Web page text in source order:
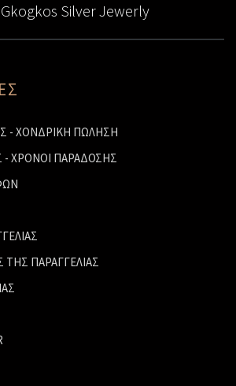
Gkogkos Silver Jewerly
- ΧΟΝΔΡΙΚΗ ΠΩΛΗΣΗ
ΧΡΟΝΟΙ ΠΑΡΑΔΟΣΗΣ
ΤΗΣ ΠΑΡΑΓΓΕΛΙΑΣ